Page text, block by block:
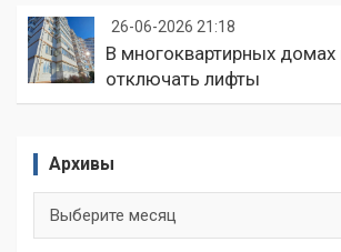
26-06-2026 21:18
В многоквартирных домах
отключать лифты
Архивы